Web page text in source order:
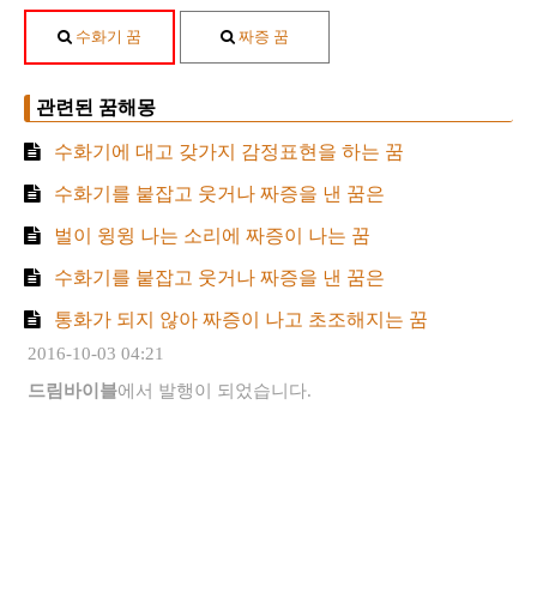
수화기 꿈 짜증 꿈
관련된 꿈해몽
수화기에 대고 갖가지 감정표현을 하는 꿈
수화기를 붙잡고 웃거나 짜증을 낸 꿈은
벌이 윙윙 나는 소리에 짜증이 나는 꿈
수화기를 붙잡고 웃거나 짜증을 낸 꿈은
통화가 되지 않아 짜증이 나고 초조해지는 꿈
2016-10-03 04:21
드림바이블에서 발행이 되었습니다.